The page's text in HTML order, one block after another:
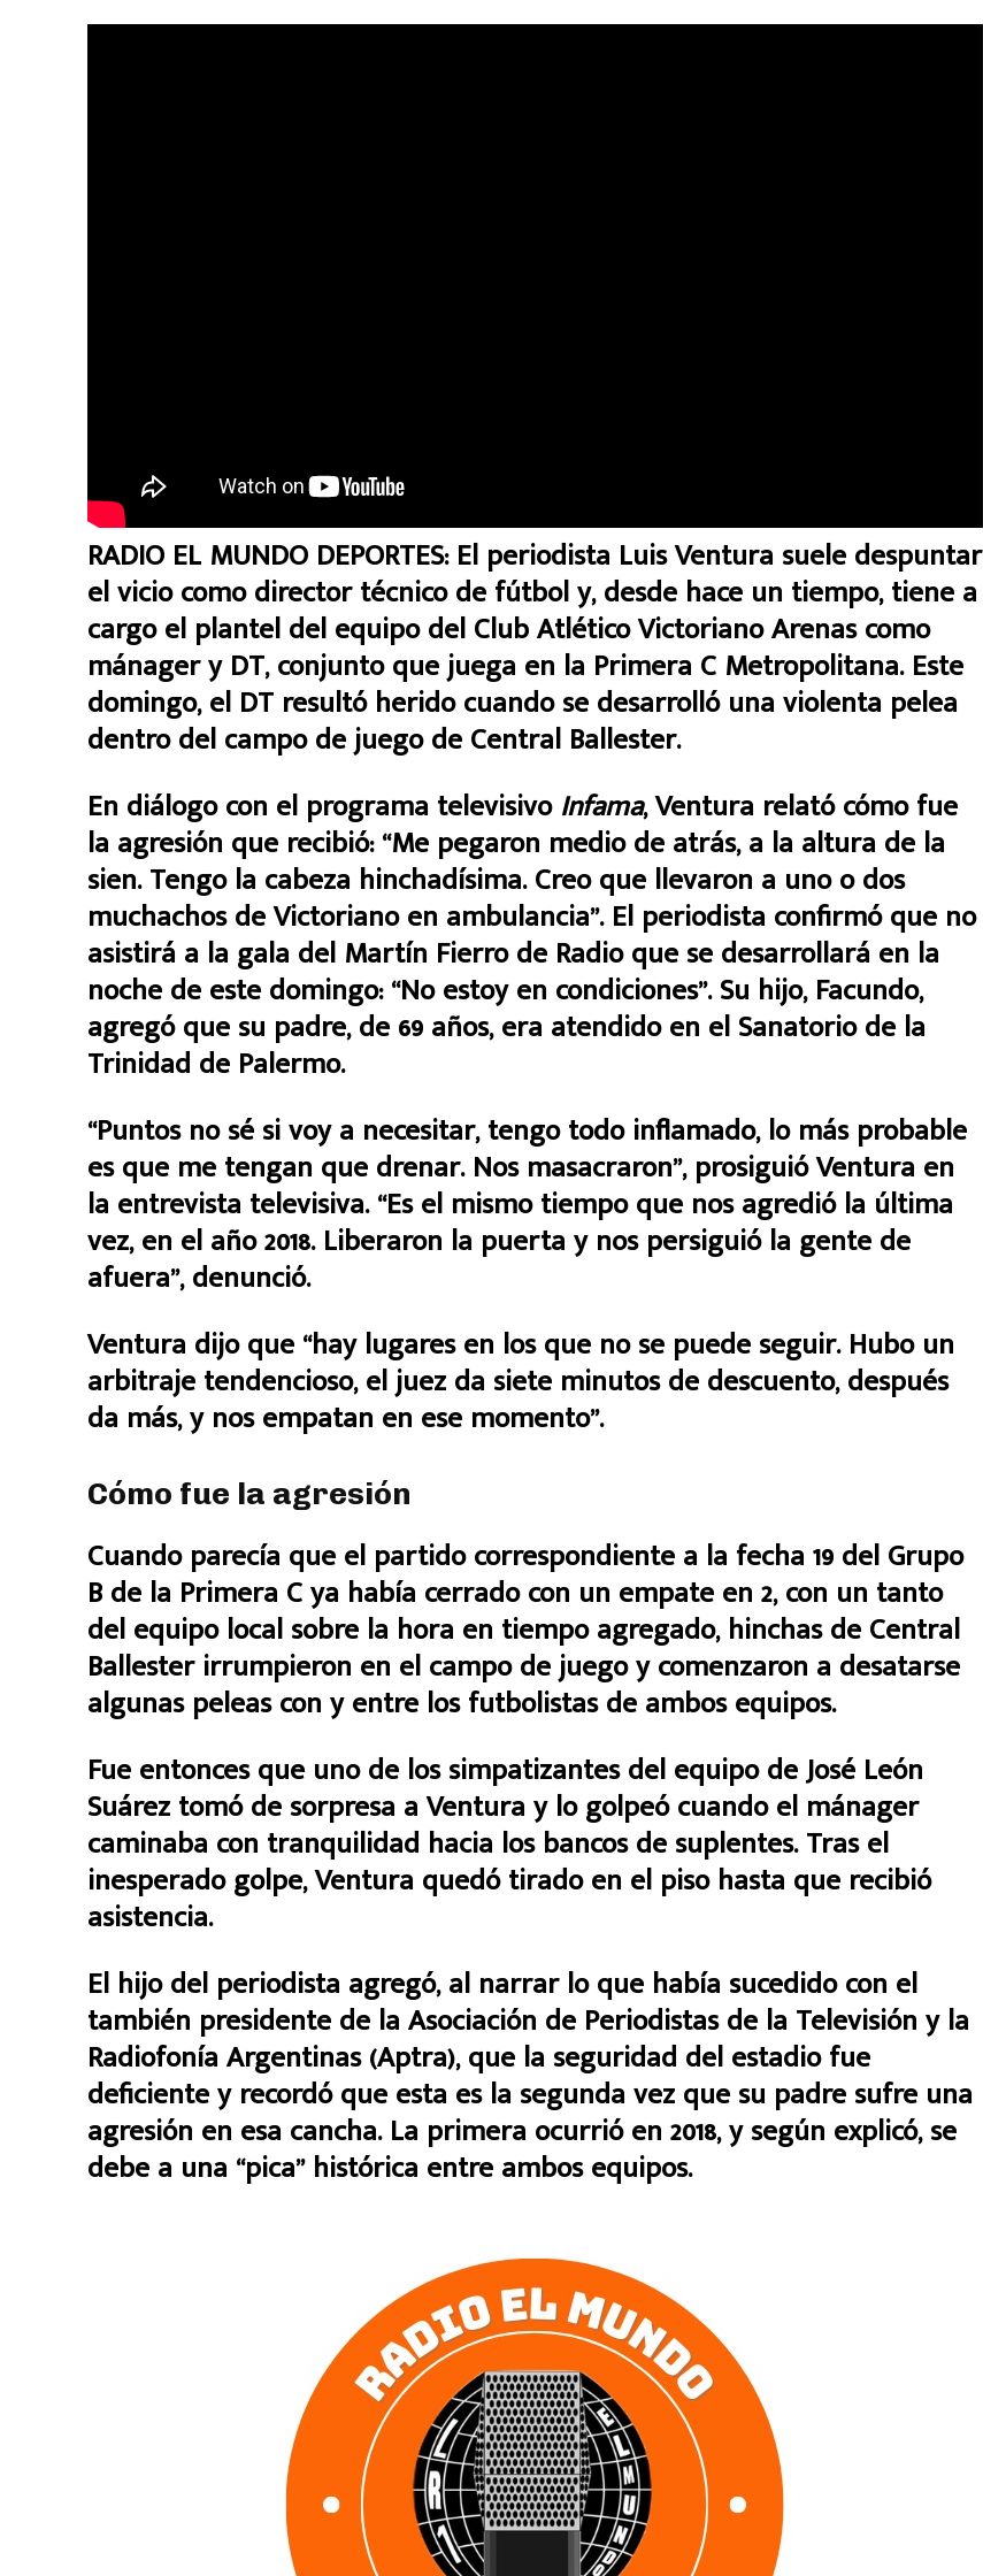
RADIO EL MUNDO DEPORTES: El periodista Luis Ventura suele despuntar
el vicio como director técnico de fútbol y, desde hace un tiempo, tiene a
cargo el plantel del equipo del Club Atlético Victoriano Arenas como
mánager y DT, conjunto que juega en la Primera C Metropolitana. Este
domingo, el DT resultó herido cuando se desarrolló una violenta pelea
dentro del campo de juego de Central Ballester.
En diálogo con el programa televisivoInfama, Ventura relató cómo fue
la agresión que recibió: “Me pegaron medio de atrás, a la altura de la
sien. Tengo la cabeza hinchadísima. Creo que llevaron a uno o dos
muchachos de Victoriano en ambulancia”. El periodista confirmó que no
asistirá a la gala del Martín Fierro de Radio que se desarrollará en la
noche de este domingo: “No estoy en condiciones”. Su hijo, Facundo,
agregó que su padre, de 69 años, era atendido en el Sanatorio de la
Trinidad de Palermo.
“Puntos no sé si voy a necesitar, tengo todo inflamado, lo más probable
es que me tengan que drenar. Nos masacraron”, prosiguió Ventura en
la entrevista televisiva. “Es el mismo tiempo que nos agredió la última
vez, en el año 2018. Liberaron la puerta y nos persiguió la gente de
afuera”, denunció.
Ventura dijo que “hay lugares en los que no se puede seguir. Hubo un
arbitraje tendencioso, el juez da siete minutos de descuento, después
da más, y nos empatan en ese momento”.
Cómo fue la agresión
Cuando parecía que el partido correspondiente a la fecha 19 del Grupo
B de la Primera C ya había cerrado con un empate en 2, con un tanto
del equipo local sobre la hora en tiempo agregado, hinchas de Central
Ballester irrumpieron en el campo de juego y comenzaron a desatarse
algunas peleas con y entre los futbolistas de ambos equipos.
Fue entonces que uno de los simpatizantes del equipo de José León
Suárez tomó de sorpresa a Ventura y lo golpeó cuando el mánager
caminaba con tranquilidad hacia los bancos de suplentes. Tras el
inesperado golpe, Ventura quedó tirado en el piso hasta que recibió
asistencia.
El hijo del periodista agregó, al narrar lo que había sucedido con el
también presidente de la Asociación de Periodistas de la Televisión y la
Radiofonía Argentinas (Aptra), que la seguridad del estadio fue
deficiente y recordó que esta es la segunda vez que su padre sufre una
agresión en esa cancha. La primera ocurrió en 2018, y según explicó, se
debe a una “pica” histórica entre ambos equipos.